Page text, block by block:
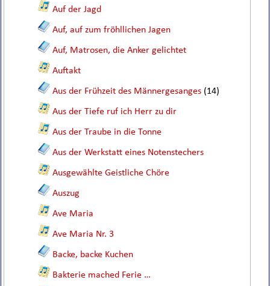
Auf der Jagd
Auf, auf zum fröhllichen Jagen
Auf, Matrosen, die Anker gelichtet
Auftakt
Aus der Frühzeit des Männergesanges (14)
Aus der Tiefe ruf ich Herr zu dir
Aus der Traube in die Tonne
Aus der Werkstatt eines Notenstechers
Ausgewählte Geistliche Chöre
Auszug
Ave Maria
Ave Maria Nr. 3
Backe, backe Kuchen
Bakterie mached Ferie …